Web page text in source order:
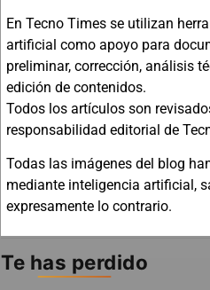
En Tecno Times se utilizan
artificial como apoyo para
preliminar, corrección, análisis
edición de contenidos.
Todos los artículos son
responsabilidad editorial de
Todas las imágenes del blog
mediante inteligencia artificial,
expresamente lo contrario.
Te has perdido